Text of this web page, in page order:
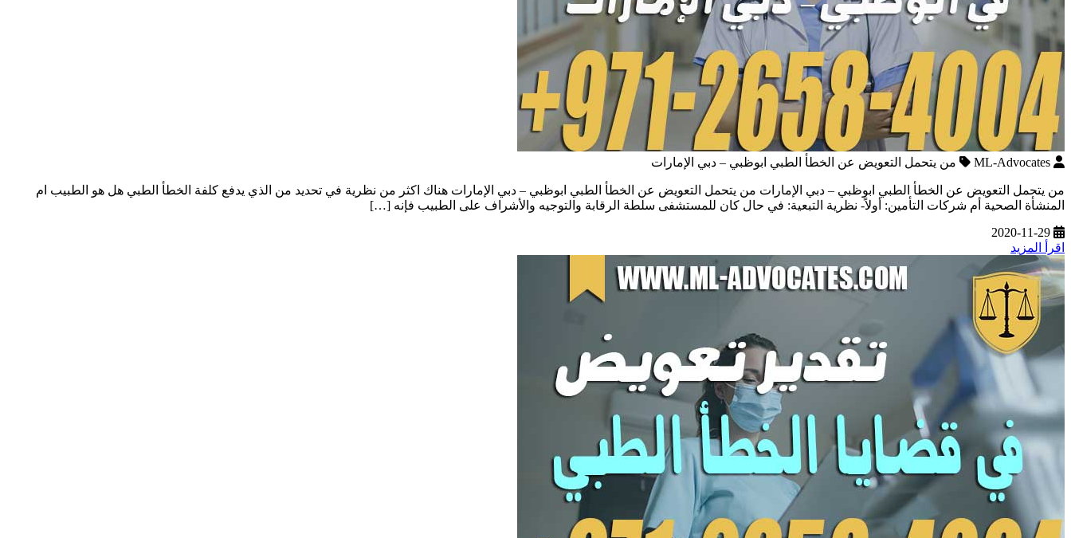
ML-Advocates من يتحمل التعويض عن الخطأ الطبي ابوظبي – دبي الإمارات
من يتحمل التعويض عن الخطأ الطبي ابوظبي – دبي الإمارات من يتحمل التعويض عن الخطأ الطبي ابوظبي – دبي الإمارات هناك اكثر من نظرية في تحديد من الذي يدفع كلفة الخطأ الطبي هل هو الطبيب ام
المنشأة الصحية أم شركات التأمين: أولاً- نظرية التبعية: في حال كان للمستشفى سلطة الرقابة والتوجيه والأشراف على الطبيب فإنه […]
2020-11-29
اقرأ المزيد